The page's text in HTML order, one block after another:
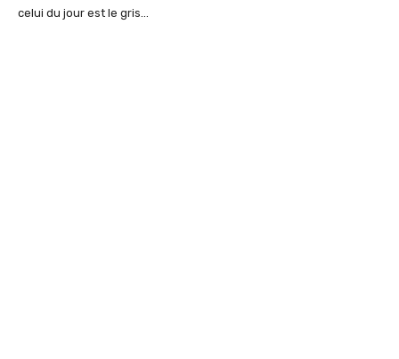
celui du jour est le gris…